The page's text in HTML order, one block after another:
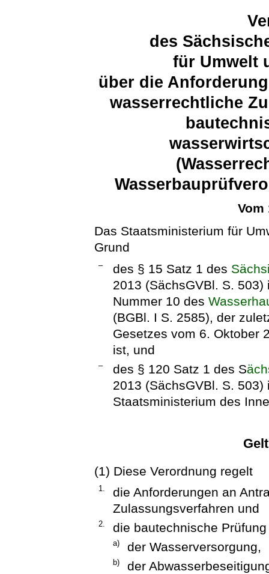
des
für Umwelt
über die
wasserrechtliche
Vom
Das Staatsministerium für
Grund
– des § 15 Satz 1 des
2013 (SächsGVBl. S.
Nummer 10 des
(BGBl. I S. 2585), der
Gesetzes vom 6. Oktober
ist, und
– des § 120 Satz 1 des S
2013 (SächsGVBl. S.
Staatsministerium des
(1) Diese Verordnung regelt
1.
die Anforderungen an
Zulassungsverfahren und
2. die bautechnische
a) der Wasserversorgung,
b)
der